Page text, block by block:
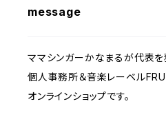
message
ママシンガーかなまるが代表を
個人事務所＆音楽レーベル
オンラインショップです。